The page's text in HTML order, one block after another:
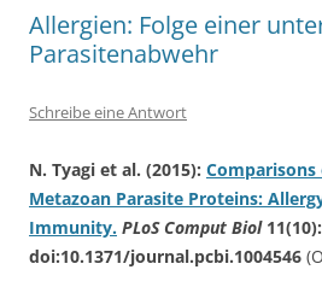
Allergien: Folge einer
Parasitenabwehr
Schreibe eine Antwort
N. Tyagi et al. (2015): Comparisons
Metazoan Parasite Proteins:
Immunity. PLoS Comput Biol
doi:10.1371/journal.pcbi.1004546